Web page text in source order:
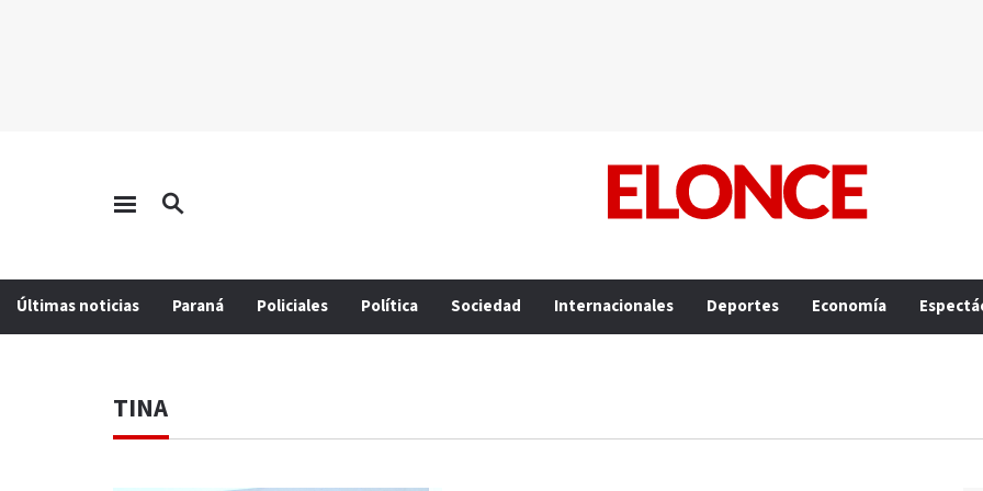
Últimas noticias Paraná Policiales Política Sociedad Internacionales Deportes Economía
TINA